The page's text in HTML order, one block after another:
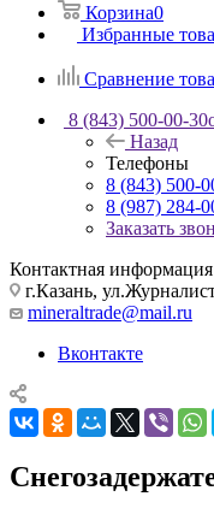
Корзина0
Избранные
Сравнение
8 (843) 500-00-30
Назад
Телефоны
8 (843) 500-
8 (987) 284-
Заказать
Контактная информация
г.Казань,
mineraltrade@mail.ru
Вконтакте